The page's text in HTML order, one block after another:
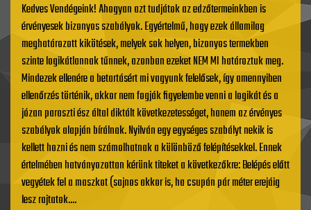
Kedves Vendégeink! Ahogyan azt tudjátok az edzőtermeinkben is
érvényesek bizonyos szabályok. Egyértelmű, hogy ezek államilag
meghatározott kikötések, melyek sok helyen, bizonyos termekben
szinte logikátlannak tűnnek, azonban ezeket NEM MI határoztuk meg.
Mindezek ellenére a betartásért mi vagyunk felelősek, így amennyiben
ellenőrzés történik, akkor nem fogják figyelembe venni a logikát és a
józan paraszti ész által diktált következetességet, hanem az érvényes
szabályok alapján bírálnak. Nyilván egy egységes szabályt nekik is
kellett hozni és nem számolhatnak a különböző felépítésekkel. Ennek
értelmében hatványozottan kérünk titeket a következőkre: Belépés előtt
vegyétek fel a maszkot (sajnos akkor is, ha csupán pár méter erejáig
lesz rajtatok....